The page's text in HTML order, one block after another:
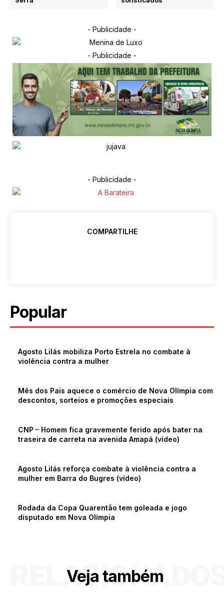
- Publicidade -
- Publicidade -
- Publicidade -
COMPARTILHE
Popular
Agosto Lilás mobiliza Porto Estrela no combate à
violência contra a mulher
Mês dos Pais aquece o comércio de Nova Olímpia com
descontos, sorteios e promoções especiais
CNP – Homem fica gravemente ferido após bater na
traseira de carreta na avenida Amapá (vídeo)
Agosto Lilás reforça combate à violência contra a
mulher em Barra do Bugres (vídeo)
Rodada da Copa Quarentão tem goleada e jogo
disputado em Nova Olímpia
Veja também